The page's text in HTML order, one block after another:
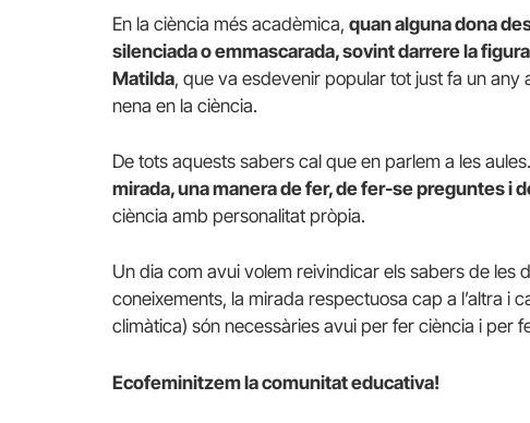
En la ciència més acadèmica, quan alguna dona
silenciada o emmascarada, sovint darrere la
Matilda, que va esdevenir popular tot just fa un any
nena en la ciència.
De tots aquests sabers cal que en parlem a les aules.
mirada, una manera de fer, de fer-se preguntes i
ciència amb personalitat pròpia.
Un dia com avui volem reivindicar els sabers de les
coneixements, la mirada respectuosa cap a l’altra i
climàtica) són necessàries avui per fer ciència i per
Ecofeminitzem la comunitat educativa!